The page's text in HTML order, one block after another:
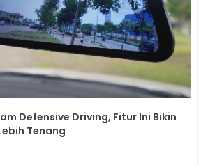
Defensive Driving, Fitur Ini Bikin
Tenang